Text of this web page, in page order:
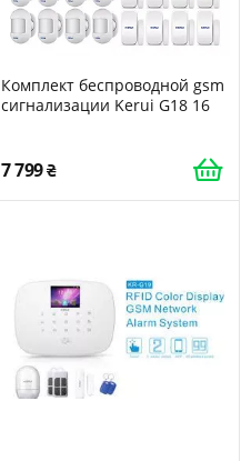
Комплект беспроводной gsm
сигнализации Kerui G18 16
7 799